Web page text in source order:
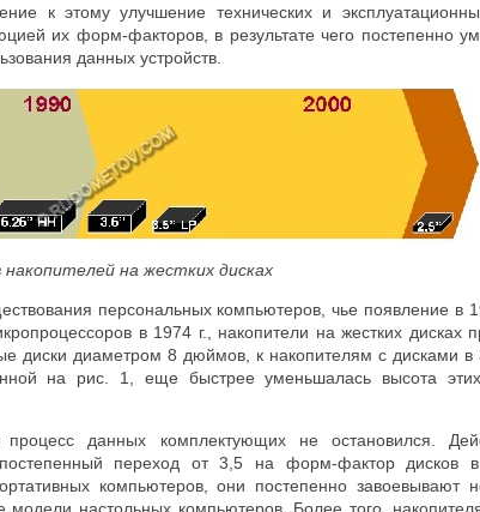
к этому улучшение технических и
их форм-факторов, в результате чего постепенно
данных устройств.
на жестких дисках
персональных компьютеров, чье появление в
в 1974 г., накопители на жестких дисках
диски диаметром 8 дюймов, к накопителям с дисками
на рис. 1, еще быстрее уменьшалась высота этих
данных комплектующих не остановился.
переход от 3,5 на форм-фактор дисков
компьютеров, они постепенно завоевывают
модели настольных компьютеров. Более того,